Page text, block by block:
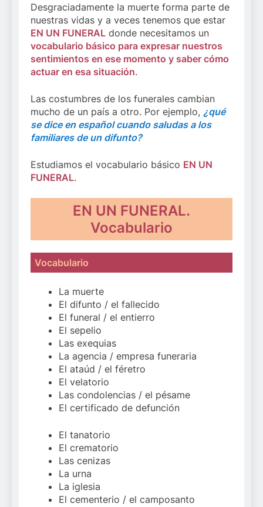
Desgraciadamente la muerte forma parte de
nuestras vidas y a veces tenemos que estar
EN UN FUNERAL donde necesitamos un
vocabulario básico para expresar nuestros
sentimientos en ese momento y saber cómo
actuar en esa situación.
Las costumbres de los funerales cambian
mucho de un país a otro. Por ejemplo, ¿qué
se dice en español cuando saludas a los
familiares de un difunto?
Estudiamos el vocabulario básico EN UN
FUNERAL.
EN UN FUNERAL.
Vocabulario
Vocabulario
La muerte
El difunto / el fallecido
El funeral / el entierro
El sepelio
Las exequias
La agencia / empresa funeraria
El ataúd / el féretro
El velatorio
Las condolencias / el pésame
El certificado de defunción
El tanatorio
El crematorio
Las cenizas
La urna
La iglesia
El cementerio / el camposanto